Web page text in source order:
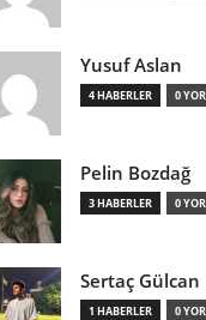
Yusuf Aslan
4 HABERLER 0
Pelin Bozdağ
3 HABERLER 0
Sertaç Gülcan
1 HABERLER 0